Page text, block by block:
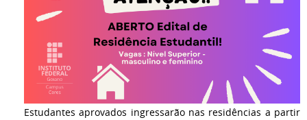
Estudantes aprovados ingressarão nas residências a partir